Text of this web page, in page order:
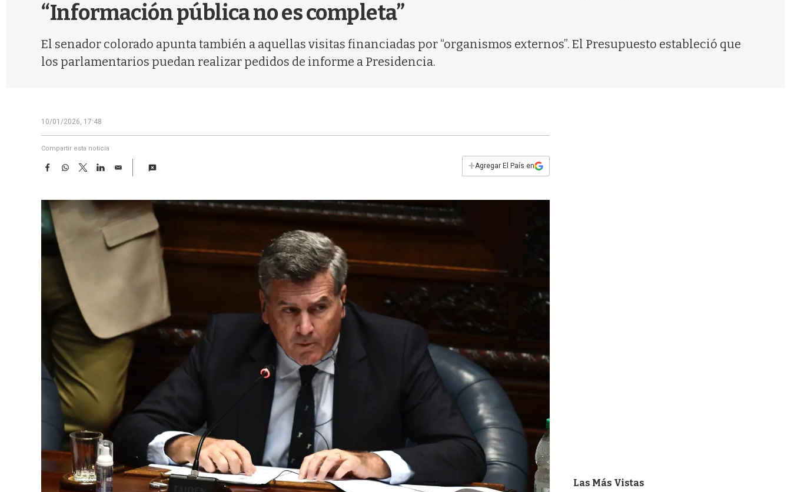
“Información pública no es completa”
El senador colorado apunta también a aquellas visitas financiadas por “organismos externos”. El Presupuesto estableció que
los parlamentarios puedan realizar pedidos de informe a Presidencia.
10/01/2026, 17:48
Compartir esta noticia
F
e
b
o
o
W
t
s
T
w
t
e
L
k
e
d
I
n
E
i
l
+Agregar El País en
Las Más Vistas